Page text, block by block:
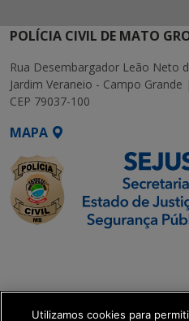
POLÍCIA CIVIL DE MATO
Rua Desembargador Leão Neto
Jardim Veraneio - Campo Grande
CEP 79037-100
MAPA
Transformação Digital
Utilizamos cookies para